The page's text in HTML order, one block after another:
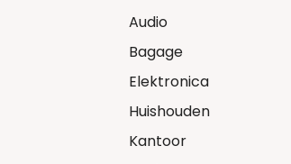
Audio
Bagage
Elektronica
Huishouden
Kantoor